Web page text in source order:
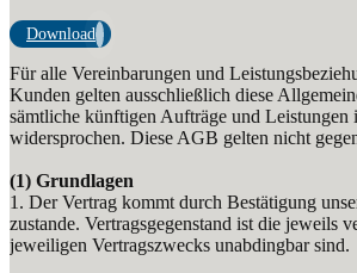
Download
Für alle Vereinbarungen und
Kunden gelten ausschließlich diese
sämtliche künftigen Aufträge und Leistungen
widersprochen. Diese AGB gelten nicht
(1) Grundlagen
1. Der Vertrag kommt durch Bestätigung
zustande. Vertragsgegenstand ist die jeweils
jeweiligen Vertragszwecks unabdingbar sind.